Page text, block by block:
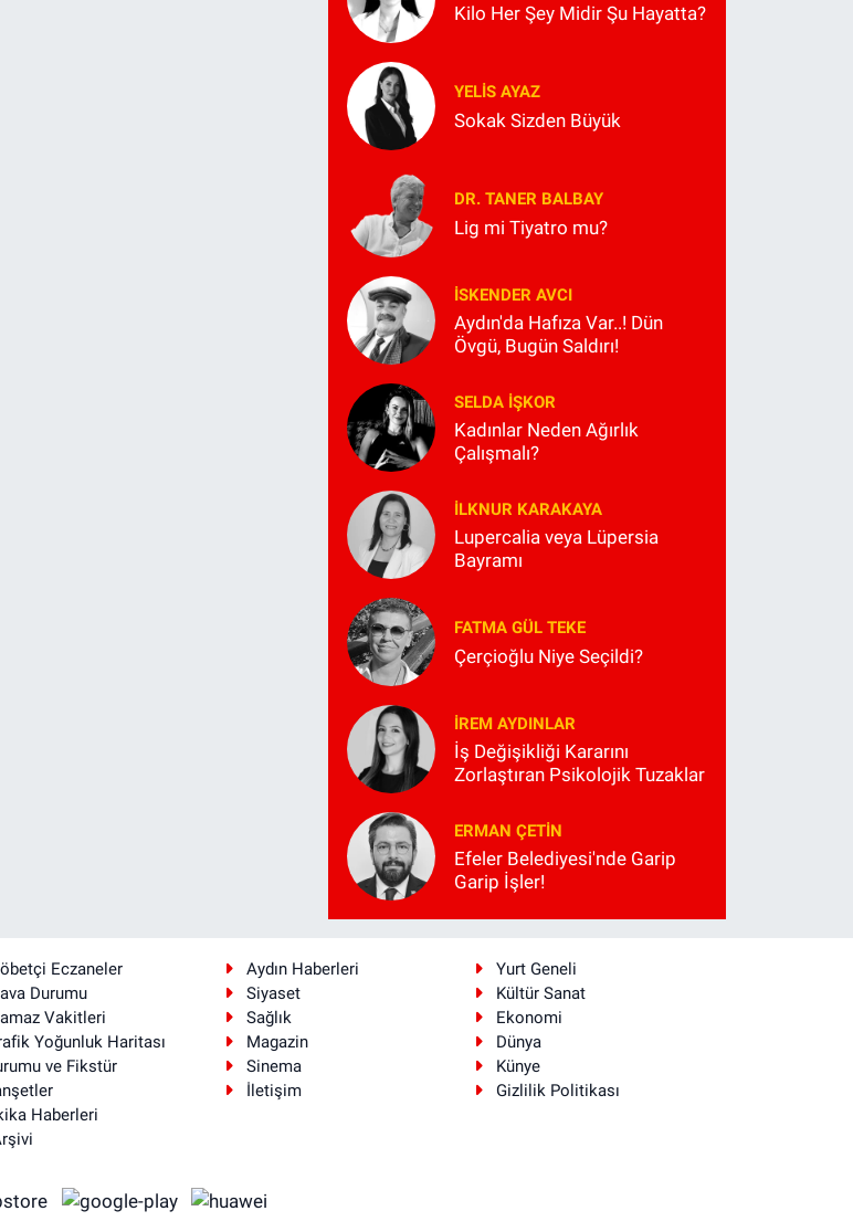
Kilo Her Şey Midir Şu Hayatta?
YELIS AYAZ
Sokak Sizden Büyük
DR. TANER BALBAY
Lig mi Tiyatro mu?
İSKENDER AVCI
Aydın'da Hafıza Var..! Dün
Övgü, Bugün Saldırı!
SELDA İŞKOR
Kadınlar Neden Ağırlık
Çalışmalı?
İLKNUR KARAKAYA
Lupercalia veya Lüpersia
Bayramı
FATMA GÜL TEKE
Çerçioğlu Niye Seçildi?
İREM AYDINLAR
İş Değişikliği Kararını
Zorlaştıran Psikolojik Tuzaklar
ERMAN ÇETIN
Efeler Belediyesi'nde Garip
Garip İşler!
Eczaneler
Durumu
Vakitleri
Yoğunluk Haritası
ve Fikstür
Haberleri
Aydın Haberleri
Yurt Geneli
Siyaset
Kültür Sanat
Sağlık
Ekonomi
Magazin
Dünya
Sinema
Künye
İletişim
Gizlilik Politikası